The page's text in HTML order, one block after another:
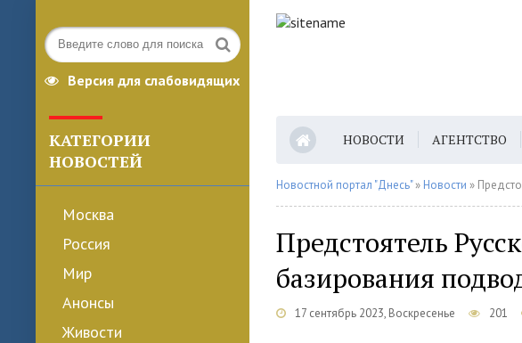
Версия для слабовидящих
КАТЕГОРИИ
НОВОСТЕЙ
Москва
Россия
Мир
Анонсы
Живости
НОВОСТИ АГЕНТСТВО
Новостной портал "Днесь"» Новости »
Предстоятель
базирования
17 сентябрь 2023, Воскресенье 201